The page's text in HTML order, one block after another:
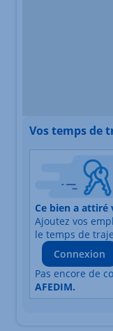
Vos temps de
Nature du lieu
Adresse
Durée du
Ce bien a
Ajoutez vos
le temps de
Connexion
Pas encore de
AFEDIM.